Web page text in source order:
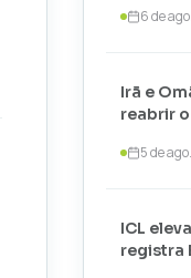
6 de
Irã e
reabrir
5 de
ICL
registra